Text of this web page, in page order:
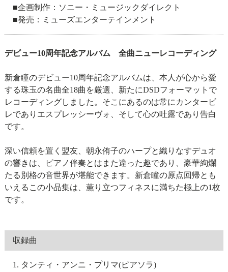
■企画制作：ソニー・ミュージックダイレクト
■発売：ミューズエンターテインメント
デビュー10周年記念アルバム 全曲ニューレコーディング
新倉瞳のデビュー10周年記念アルバムは、本人が心から愛
する珠玉の名曲全18曲を厳選、新たにDSDフォーマットで
レコーディングしました。そこにあるのは常にカンタービ
レでありエスプレッシーヴォ、そして心の吐露であり告白
です。
深い信頼を置く盟友、朝永侑子のハープと織りなすデュオ
の響きは、ピアノ伴奏とはまた違った趣であり、豪華絢爛
たる別格の音世界が堪能できます。新倉瞳の原点回帰とも
いえるこの小品集は、薫り立つフィネスに満ちた極上の1枚
です。
収録曲
1. タンティ・アンニ・プリマ(ピアソラ)